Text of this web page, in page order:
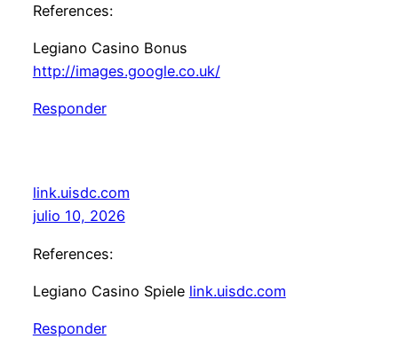
References:
Legiano Casino Bonus
http://images.google.co.uk/
Responder
link.uisdc.com
julio 10, 2026
References:
Legiano Casino Spiele link.uisdc.com
Responder